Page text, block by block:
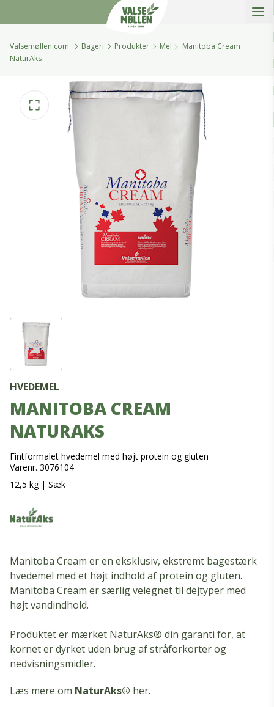
Valsemøllen.com Bageri Produkter Mel
Manitoba Cream
NaturAks
HVEDEMEL
MANITOBA CREAM
NATURAKS
Fintformalet hvedemel med højt protein og gluten
Varenr. 3076104
12,5 kg | Sæk
Manitoba Cream er en eksklusiv, ekstremt bagestærk
hvedemel med et højt indhold af protein og gluten.
Manitoba Cream er særlig velegnet til dejtyper med
højt vandindhold.
Produktet er mærket NaturAks® din garanti for, at
kornet er dyrket uden brug af stråforkorter og
nedvisningsmidler.
Læs mere om NaturAks® her.